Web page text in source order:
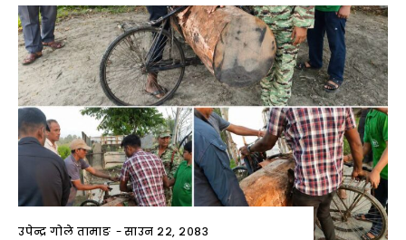
उपेन्द्र गोले तामाङ -साउन २२, २०८३